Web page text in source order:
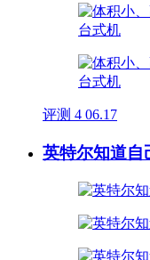
评测 4 06.17
英特尔知道自